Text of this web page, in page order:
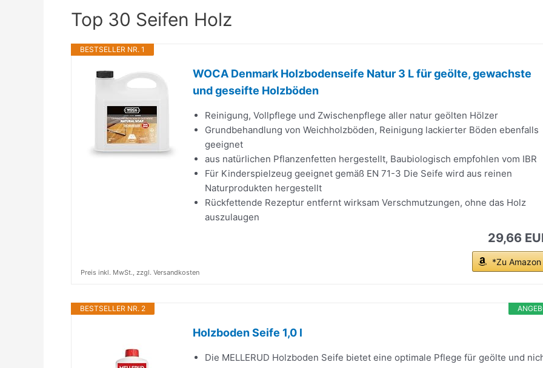
Top 30 Seifen Holz
BESTSELLER NR. 1
WOCA Denmark Holzbodenseife Natur 3 L für geölte, gewachste
und geseifte Holzböden
Reinigung, Vollpflege und Zwischenpflege aller natur geölten Hölzer
Grundbehandlung von Weichholzböden, Reinigung lackierter Böden ebenfalls
geeignet
aus natürlichen Pflanzenfetten hergestellt, Baubiologisch empfohlen vom IBR
Für Kinderspielzeug geeignet gemäß EN 71-3 Die Seife wird aus reinen
Naturprodukten hergestellt
Rückfettende Rezeptur entfernt wirksam Verschmutzungen, ohne das Holz
auszulaugen
29,66
*Zu Amazon
Preis inkl. MwSt., zzgl. Versandkosten
BESTSELLER NR. 2
Holzboden Seife 1,0 l
Die MELLERUD Holzboden Seife bietet eine optimale Pflege für geölte und